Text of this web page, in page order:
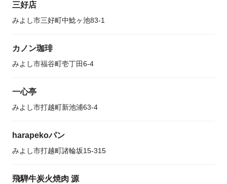
三好店
みよし市三好町中鯰ヶ池83-1
カノン珈琲
みよし市福谷町壱丁田6-4
一心亭
みよし市打越町新池浦63-4
harapekoパン
みよし市打越町諸輪坂15-315
飛騨牛炭火焼肉 源